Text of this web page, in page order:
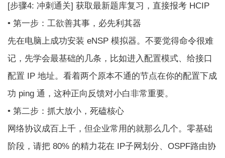
[步骤4: 冲刺通关] 获取最新题库复习，直接报考 HCIP
• 第一步：工欲善其事，必先利其器
先在电脑上成功安装 eNSP 模拟器。不要觉得命令很难
记，先学会最基础的几条，比如进入配置模式、给接口
配置 IP 地址。看着两个原本不通的节点在你的配置下成
功 ping 通，这种正向反馈对小白非常重要。
• 第二步：抓大放小，死磕核心
网络协议成百上千，但企业常用的就那么几个。零基础
阶段，请把 80% 的精力花在 IP子网划分、OSPF路由协